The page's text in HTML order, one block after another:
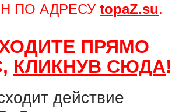
ПО АДРЕСУ topaZ.su.
ПРЯМО
КЛИКНУВ СЮДА!
действие